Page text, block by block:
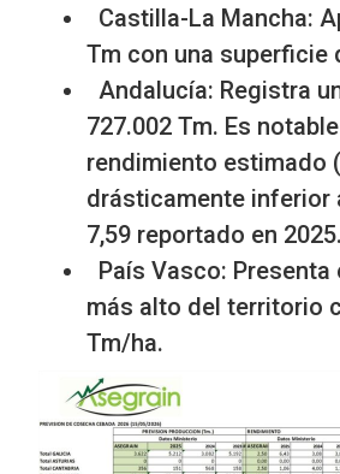
Castilla-La Mancha:
Tm con una superficie
Andalucía: Registra
727.002 Tm. Es
rendimiento estimado
drásticamente inferior
7,59 reportado en 2025.
País Vasco:
más alto del territorio
Tm/ha.